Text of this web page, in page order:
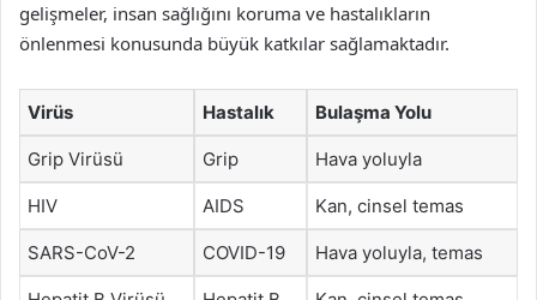
gelişmeler, insan sağlığını koruma ve hastalıkların
önlenmesi konusunda büyük katkılar sağlamaktadır.
Virüs Hastalık Bulaşma Yolu
Grip Virüsü Grip Hava yoluyla
HIV AIDS Kan, cinsel temas
SARS-CoV-2 COVID-19 Hava yoluyla, temas